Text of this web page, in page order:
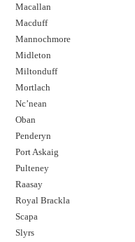
Macallan
Macduff
Mannochmore
Midleton
Miltonduff
Mortlach
Nc’nean
Oban
Penderyn
Port Askaig
Pulteney
Raasay
Royal Brackla
Scapa
Slyrs